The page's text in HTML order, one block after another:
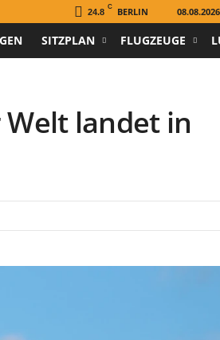
24.8
C BERLIN 08.08.2026
SITZPLAN FLUGZEUGE
landet in